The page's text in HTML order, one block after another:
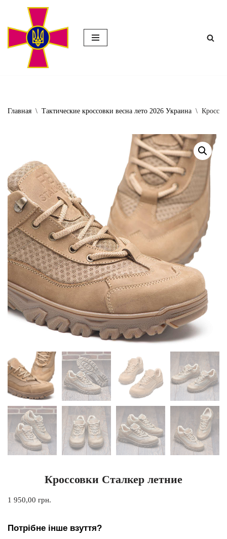
Перейти
содержимому
Главная \ Тактические кроссовки весна лето 2026 Украина \
Кроссовки Сталкер летние
1 950,00 грн.
Потрібне інше взуття?